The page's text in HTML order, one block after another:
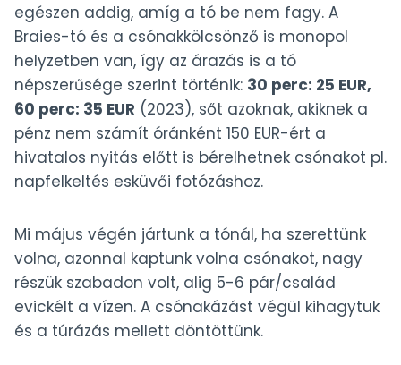
egészen addig, amíg a tó be nem fagy. A
Braies-tó és a csónakkölcsönző is monopol
helyzetben van, így az árazás is a tó
népszerűsége szerint történik: 30 perc: 25 EUR,
60 perc: 35 EUR (2023), sőt azoknak, akiknek a
pénz nem számít óránként 150 EUR-ért a
hivatalos nyitás előtt is bérelhetnek csónakot pl.
napfelkeltés esküvői fotózáshoz.
Mi május végén jártunk a tónál, ha szerettünk
volna, azonnal kaptunk volna csónakot, nagy
részük szabadon volt, alig 5-6 pár/család
evickélt a vízen. A csónakázást végül kihagytuk
és a túrázás mellett döntöttünk.